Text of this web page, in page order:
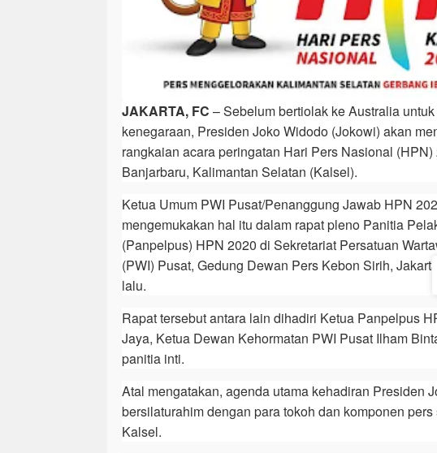
JAKARTA, FC – Sebelum bertiolak ke Australia
kenegaraan, Presiden Joko Widodo (Jokowi) akan
rangkaian acara peringatan Hari Pers Nasional (HPN)
Banjarbaru, Kalimantan Selatan (Kalsel).
Ketua Umum PWI Pusat/Penanggung Jawab HPN
mengemukakan hal itu dalam rapat pleno Panitia
(Panpelpus) HPN 2020 di Sekretariat Persatuan
(PWI) Pusat, Gedung Dewan Pers Kebon Sirih,
lalu.
Rapat tersebut antara lain dihadiri Ketua Panpelpus
Jaya, Ketua Dewan Kehormatan PWI Pusat Ilham
panitia inti.
Atal mengatakan, agenda utama kehadiran Presiden
bersilaturahim dengan para tokoh dan komponen
Kalsel.